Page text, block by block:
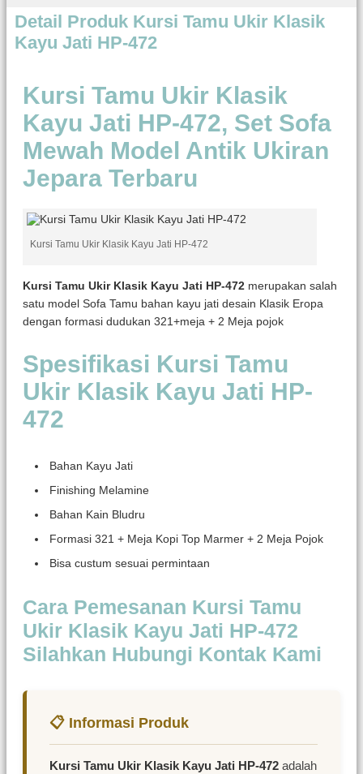
Detail Produk Kursi Tamu Ukir Klasik
Kayu Jati HP-472
Kursi Tamu Ukir Klasik
Kayu Jati HP-472, Set Sofa
Mewah Model Antik Ukiran
Jepara Terbaru
Kursi Tamu Ukir Klasik Kayu Jati HP-472
Kursi Tamu Ukir Klasik Kayu Jati HP-472 merupakan salah
satu model Sofa Tamu bahan kayu jati desain Klasik Eropa
dengan formasi dudukan 321+meja + 2 Meja pojok
Spesifikasi Kursi Tamu
Ukir Klasik Kayu Jati HP-
472
Bahan Kayu Jati
Finishing Melamine
Bahan Kain Bludru
Formasi 321 + Meja Kopi Top Marmer + 2 Meja Pojok
Bisa custum sesuai permintaan
Cara Pemesanan Kursi Tamu
Ukir Klasik Kayu Jati HP-472
Silahkan Hubungi Kontak Kami
📋 Informasi Produk
Kursi Tamu Ukir Klasik Kayu Jati HP-472 adalah